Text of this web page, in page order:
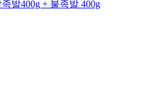
발400g + 불족발 400g